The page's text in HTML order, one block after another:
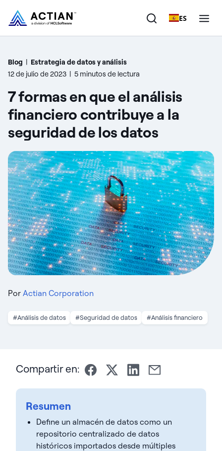
ES
Productos
Clientes
Empresa
Recursos
Blog | Estrategia de datos y análisis
12 de julio de 2023 | 5 minutos de lectura
7 formas en que el análisis
financiero contribuye a la
seguridad de los datos
Por Actian Corporation
#Análisis de datos #Seguridad de datos #Análisis financiero
Compartir en:
Resumen
Define un almacén de datos como un
repositorio centralizado de datos
históricos importados desde múltiples